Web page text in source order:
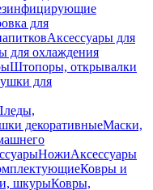
для
Аксессуары для
для охлаждения
Штопоры, открывалки
для
декоративныеМаски,
НожиАксессуары
Ковры и
шкурыКовры,